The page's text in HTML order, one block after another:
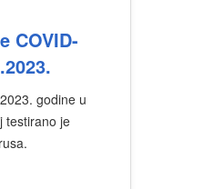
COVID-
godine u
testirano je